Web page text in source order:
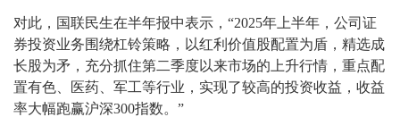
对此，国联民生在半年报中表示，“2025年上半年，公司证
券投资业务围绕杠铃策略，以红利价值股配置为盾，精选成
长股为矛，充分抓住第二季度以来市场的上升行情，重点配
置有色、医药、军工等行业，实现了较高的投资收益，收益
率大幅跑赢沪深300指数。”